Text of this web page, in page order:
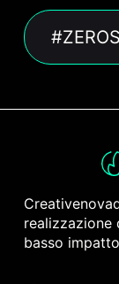
realizzazione
basso